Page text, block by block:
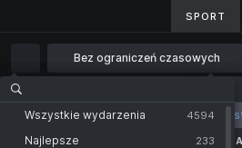
SPORT
SPORT
Bez ograniczeń czasowych
1 godz.
2 godz.
Wszystkie wydarzenia
KATEGORIA
Wszystkie wydarzenia 4594
Najlepsze 233